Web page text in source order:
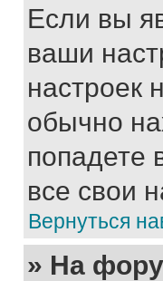
Если вы
ваши
настроек
обычно
попадете
все свои
Вернуться
» На